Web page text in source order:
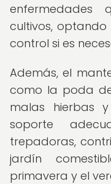
enfermedades
cultivos,
control si es
Además, el
como la poda
malas hierbas
soporte
trepadoras,
jardín
primavera y el